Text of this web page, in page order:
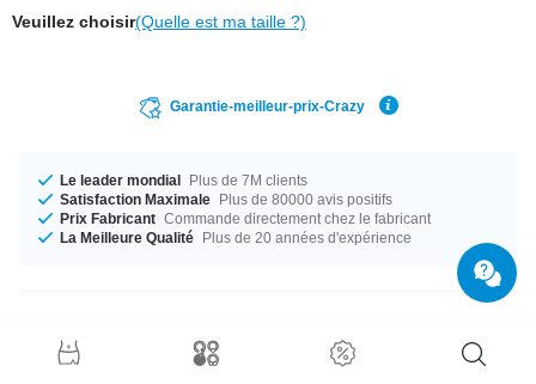
Veuillez choisir(Quelle est ma taille ?)
Garantie-meilleur-prix-Crazy
Le leader mondial Plus de 7M clients
Satisfaction Maximale Plus de 80000 avis positifs
Prix Fabricant Commande directement chez le fabricant
La Meilleure Qualité Plus de 20 années d'expérience
Détails produit